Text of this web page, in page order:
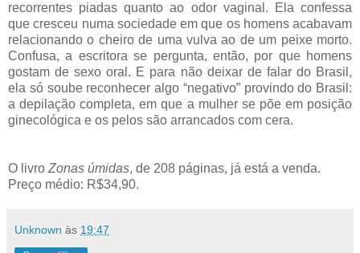
recorrentes piadas quanto ao odor vaginal. Ela confessa
que cresceu numa sociedade em que os homens acabavam
relacionando o cheiro de uma vulva ao de um peixe morto.
Confusa, a escritora se pergunta, então, por que homens
gostam de sexo oral. E para não deixar de falar do Brasil,
ela só soube reconhecer algo “negativo” provindo do Brasil:
a depilação completa, em que a mulher se põe em posição
ginecológica e os pelos são arrancados com cera.
O livro Zonas úmidas, de 208 páginas, já está a venda.
Preço médio: R$34,90.
Unknown às 19:47